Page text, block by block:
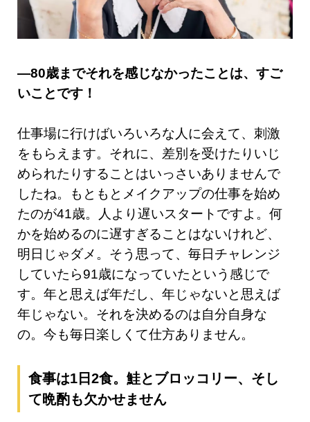
―80歳までそれを感じなかったことは、すご
いことです！
仕事場に行けばいろいろな人に会えて、刺激
をもらえます。それに、差別を受けたりいじ
められたりすることはいっさいありませんで
したね。もともとメイクアップの仕事を始め
たのが41歳。人より遅いスタートですよ。何
かを始めるのに遅すぎることはないけれど、
明日じゃダメ。そう思って、毎日チャレンジ
していたら91歳になっていたという感じで
す。年と思えば年だし、年じゃないと思えば
年じゃない。それを決めるのは自分自身な
の。今も毎日楽しくて仕方ありません。
食事は1日2食。鮭とブロッコリー、そし
て晩酌も欠かせません